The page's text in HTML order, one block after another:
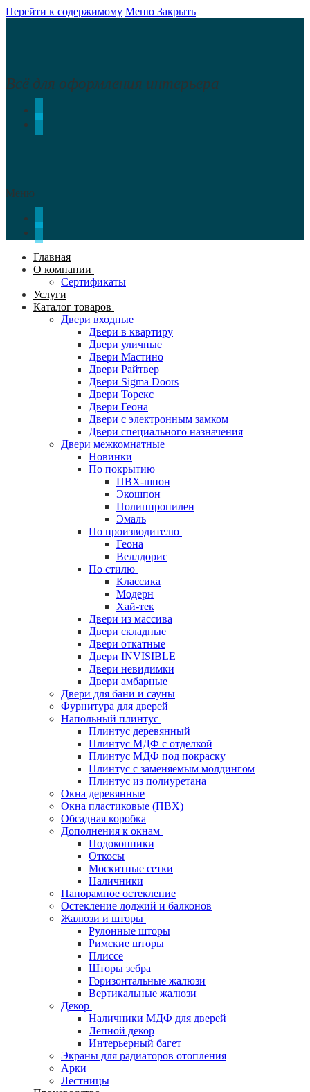
Перейти к содержимому Меню Закрыть
Всё для оформления интерьера
Меню
Главная
О компании
Сертификаты
Услуги
Каталог товаров
Двери входные
Двери в квартиру
Двери уличные
Двери Мастино
Двери Райтвер
Двери Sigma Doors
Двери Торекс
Двери Геона
Двери с электронным замком
Двери специального назначения
Двери межкомнатные
Новинки
По покрытию
ПВХ-шпон
Экошпон
Полиппропилен
Эмаль
По производителю
Геона
Веллдорис
По стилю
Классика
Модерн
Хай-тек
Двери из массива
Двери складные
Двери откатные
Двери INVISIBLE
Двери невидимки
Двери амбарные
Двери для бани и сауны
Фурнитура для дверей
Напольный плинтус
Плинтус деревянный
Плинтус МДФ с отделкой
Плинтус МДФ под покраску
Плинтус с заменяемым молдингом
Плинтус из полиуретана
Окна деревянные
Окна пластиковые (ПВХ)
Обсадная коробка
Дополнения к окнам
Подоконники
Откосы
Москитные сетки
Наличники
Панорамное остекление
Остекление лоджий и балконов
Жалюзи и шторы
Рулонные шторы
Римские шторы
Плиссе
Шторы зебра
Горизонтальные жалюзи
Вертикальные жалюзи
Декор
Наличники МДФ для дверей
Лепной декор
Интерьерный багет
Экраны для радиаторов отопления
Арки
Лестницы